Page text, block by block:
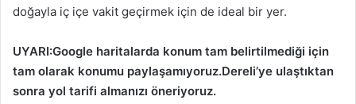
doğayla iç içe vakit geçirmek için de ideal bir yer.
UYARI:Google haritalarda konum tam belirtilmediği için
tam olarak konumu paylaşamıyoruz.Dereli’ye ulaştıktan
sonra yol tarifi almanızı öneriyoruz.